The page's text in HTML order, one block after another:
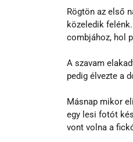
Rögtön az első
közeledik
combjához, hol
A szavam
pedig élvezte a
Másnap mikor
egy lesi fotót
vont volna a